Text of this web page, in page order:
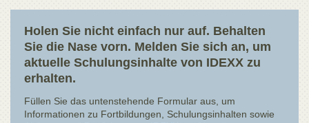
Holen Sie nicht einfach nur auf. Behalten
Sie die Nase vorn. Melden Sie sich an, um
aktuelle Schulungsinhalte von IDEXX zu
erhalten.